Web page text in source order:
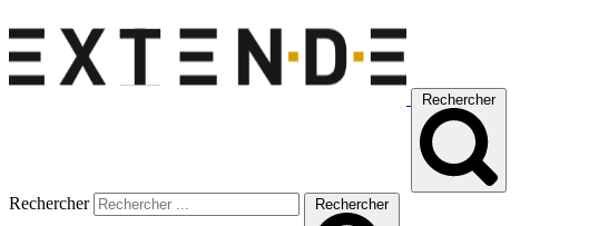
Rechercher
Rechercher Rechercher